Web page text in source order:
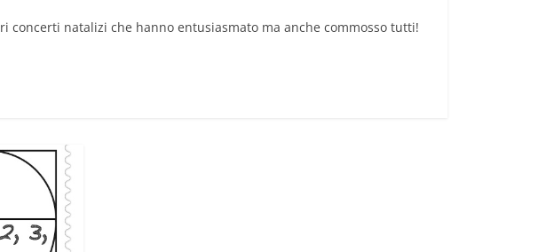
concerti natalizi che hanno entusiasmato ma anche commosso tutti!